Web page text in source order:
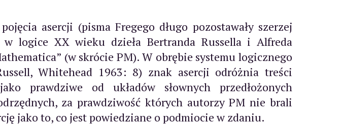
asercji (pisma Fregego długo pozostawały szerzej
logice XX wieku dzieła Bertranda Russella i Alfreda
(w skrócie PM). W obrębie systemu logicznego
Whitehead 1963: 8) znak asercji odróżnia treści
prawdziwe od układów słownych przedłożonych
za prawdziwość których autorzy PM nie brali
jako to, co jest powiedziane o podmiocie w zdaniu.